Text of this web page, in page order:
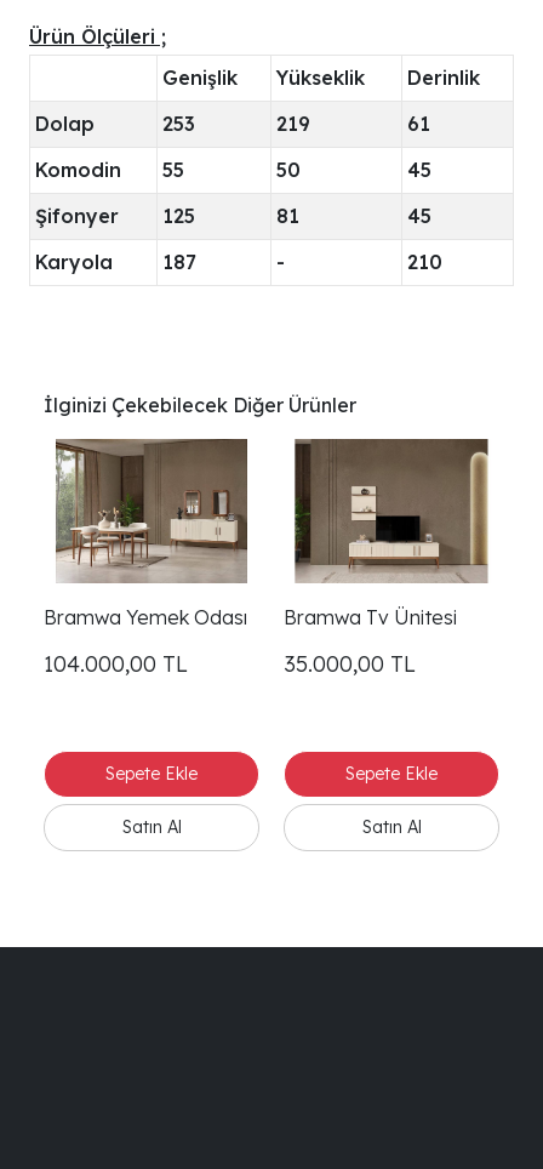
Ürün Ölçüleri ;
Genişlik
Yükseklik
Derinlik
Dolap
253 219
61
Komodin
55 50
45
Şifonyer
125 81
45
Karyola
187 - 210
İlginizi Çekebilecek Diğer Ürünler
Bramwa Yemek Odası
104.000,00 TL
Bramwa Tv Ünitesi
35.000,00 TL